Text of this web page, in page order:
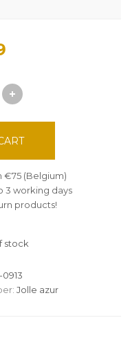
€75 (Belgium)
3 working days
products!
stock
Jolle azur